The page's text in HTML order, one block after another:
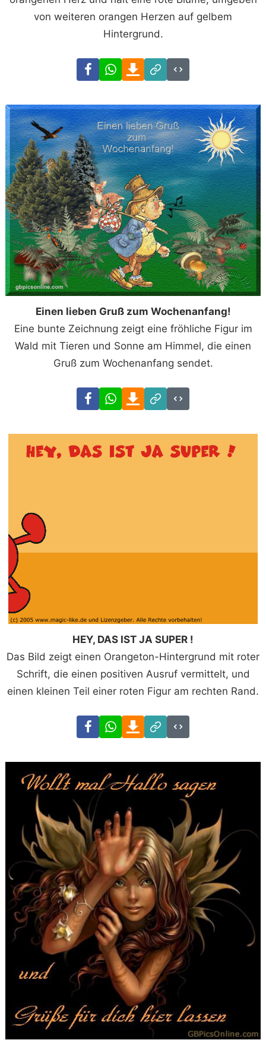
von weiteren orangen Herzen auf gelbem
Hintergrund.
FacebookWhatsAppDownload
Link
Code
Einen lieben Gruß zum Wochenanfang!
Eine bunte Zeichnung zeigt eine fröhliche Figur im
Wald mit Tieren und Sonne am Himmel, die einen
Gruß zum Wochenanfang sendet.
FacebookWhatsAppDownload
Link
Code
HEY, DAS IST JA SUPER !
Das Bild zeigt einen Orangeton-Hintergrund mit roter
Schrift, die einen positiven Ausruf vermittelt, und
einen kleinen Teil einer roten Figur am rechten Rand.
FacebookWhatsAppDownload
Link
Code